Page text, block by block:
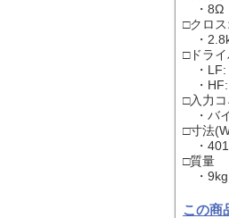
・8Ω
□クロ
・
□ドラ
・LF:
・HF:
□入力
・バ
□寸法
・
□質量
・9kg
この商